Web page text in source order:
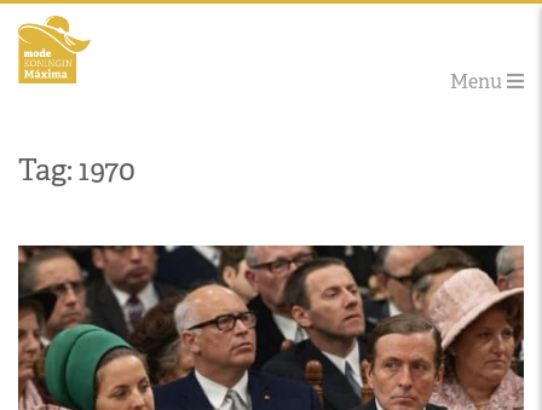
Menu
Tag: 1970